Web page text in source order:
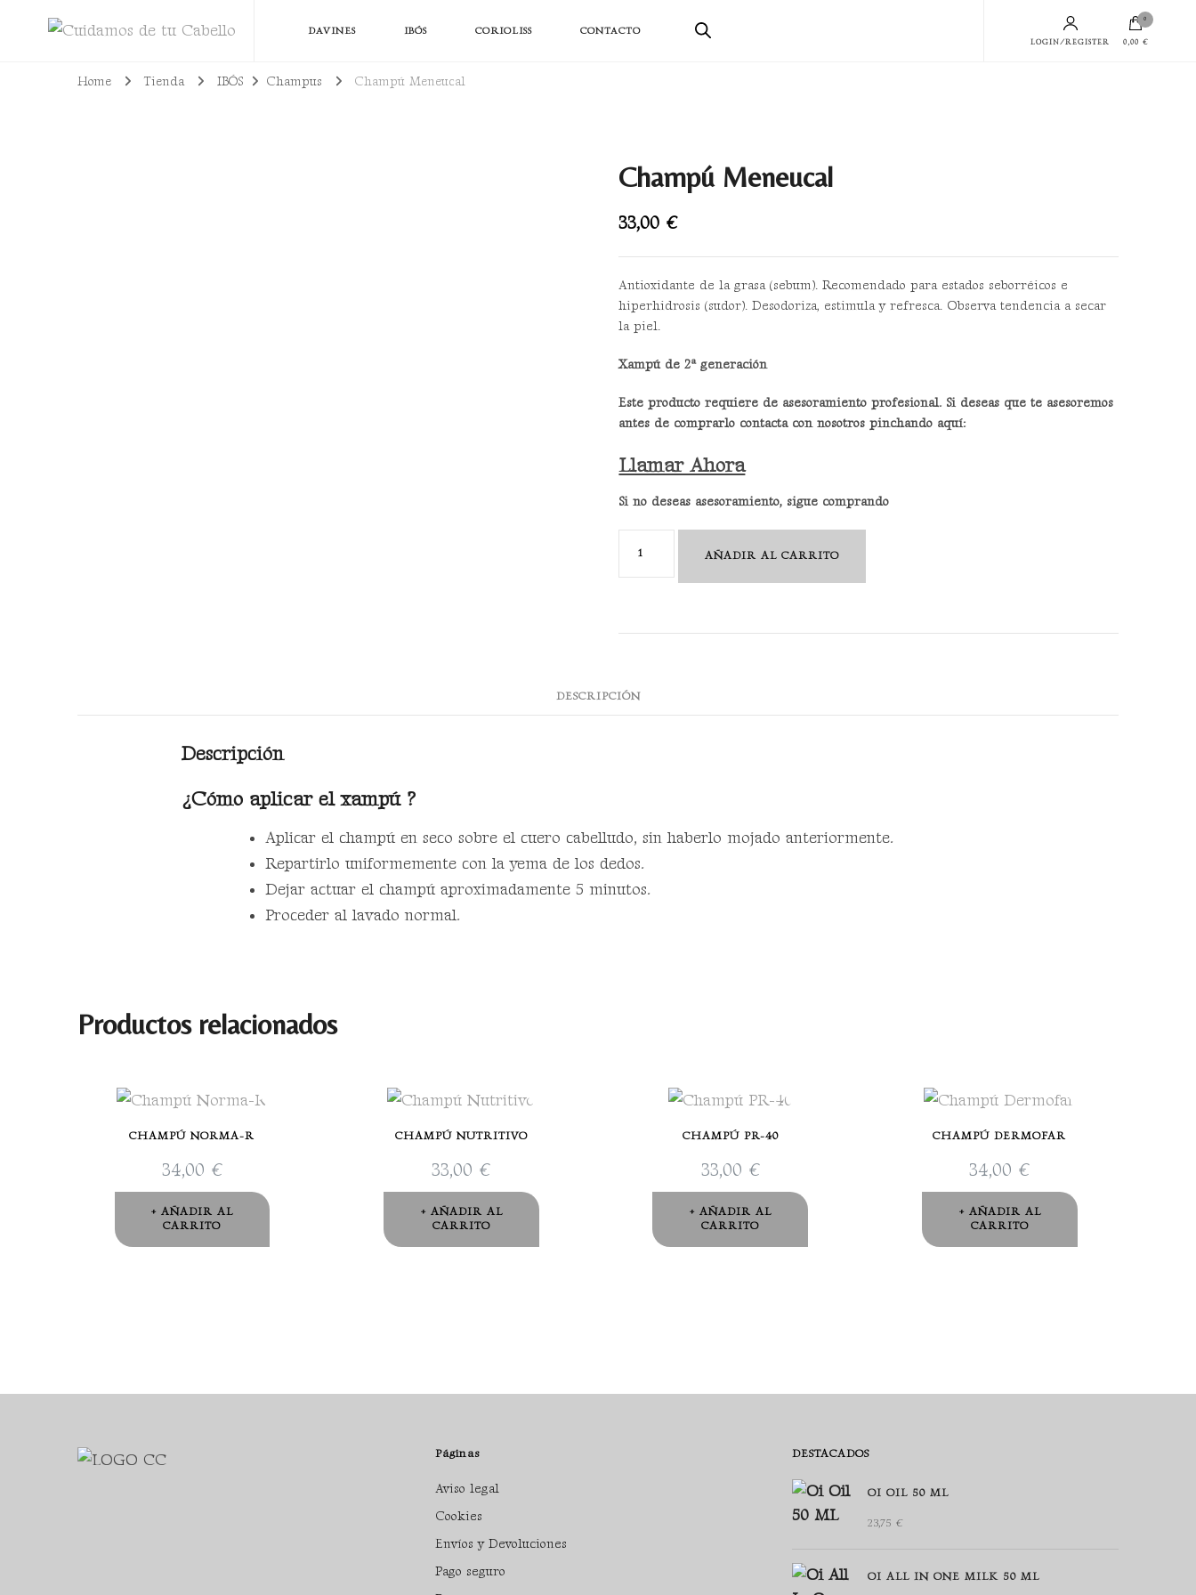
Cuidamos de tu Cabello
Todo lo que necesitas para lucir un cabello bien cuidado, sano y con productos sostenibles
DAVINES IBÓS CORIOLISS CONTACTO
LOGIN/REGISTER
0
0,00 €
Home Tienda IBÓS Champus Champú Meneucal
Champú Meneucal
33,00 €
Antioxidante de la grasa (sebum). Recomendado para estados seborréicos e
hiperhidrosis (sudor). Desodoriza, estimula y refresca. Observa tendencia a secar
la piel.
Xampú de 2ª generación
Este producto requiere de asesoramiento profesional. Si deseas que te asesoremos
antes de comprarlo contacta con nosotros pinchando aquí:
Llamar Ahora
Si no deseas asesoramiento, sigue comprando
AÑADIR AL CARRITO
DESCRIPCIÓN
Descripción
¿Cómo aplicar el xampú ?
Aplicar el champú en seco sobre el cuero cabelludo, sin haberlo mojado anteriormente.
Repartirlo uniformemente con la yema de los dedos.
Dejar actuar el champú aproximadamente 5 minutos.
Proceder al lavado normal.
Productos relacionados
CHAMPÚ NORMA-R
34,00 €
AÑADIR AL
CARRITO
CHAMPÚ NUTRITIVO
33,00 €
AÑADIR AL
CARRITO
CHAMPÚ PR-40
33,00 €
AÑADIR AL
CARRITO
CHAMPÚ DERMOFAR
34,00 €
AÑADIR AL
CARRITO
Páginas
Aviso legal
Cookies
Envíos y Devoluciones
Pago seguro
DESTACADOS
OI OIL 50 ML
23,75 €
OI ALL IN ONE MILK 50 ML